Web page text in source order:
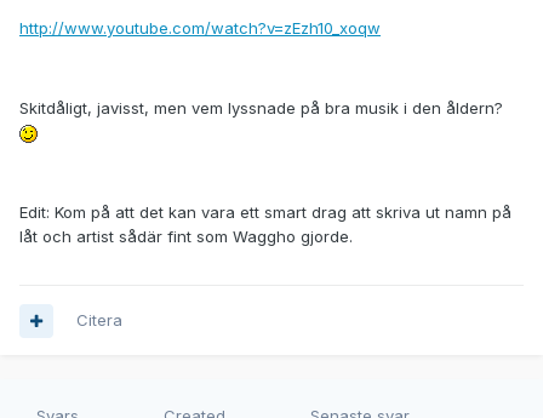
http://www.youtube.com/watch?v=zEzh10_xoqw
Skitdåligt, javisst, men vem lyssnade på bra musik i den åldern?
Edit: Kom på att det kan vara ett smart drag att skriva ut namn på
låt och artist sådär fint som Waggho gjorde.
Citera